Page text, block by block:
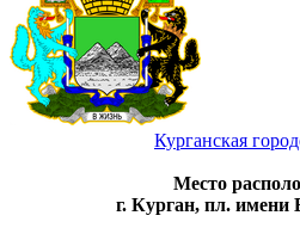
Курганская
Место
г. Курган, пл. имени